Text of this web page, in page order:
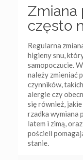
Zmiana
często
Regularna
higieny snu,
samopoczucie.
należy zmieniać
czynników,
alergie czy
się również,
rzadka wymiana
latem i zimą,
pościeli
stanie.